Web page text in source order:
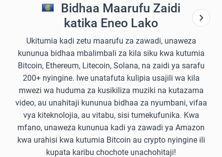
Bidhaa Maarufu Zaidi
katika Eneo Lako
Ukitumia kadi zetu maarufu za zawadi, unaweza
kununua bidhaa mbalimbali za kila siku kwa kutumia
Bitcoin, Ethereum, Litecoin, Solana, na zaidi ya sarafu
200+ nyingine. Iwe unatafuta kulipia usajili wa kila
mwezi wa huduma za kusikiliza muziki na kutazama
video, au unahitaji kununua bidhaa za nyumbani, vifaa
vya kiteknolojia, au vitabu, sisi tumekufunika. Kwa
mfano, unaweza kununua kadi ya zawadi ya Amazon
kwa urahisi kwa kutumia Bitcoin au crypto nyingine ili
kupata karibu chochote unachohitaji!